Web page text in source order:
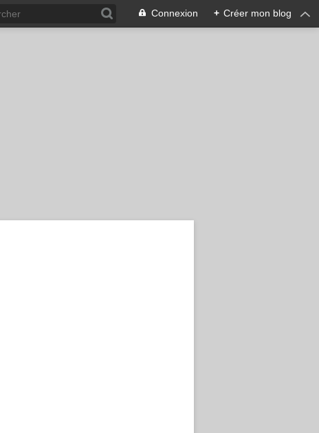
Connexion + Créer mon blog